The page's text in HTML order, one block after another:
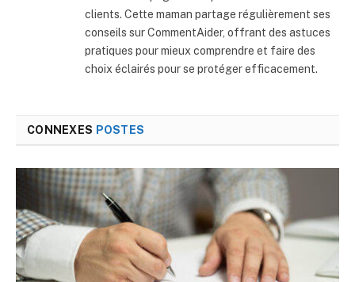
clients. Cette maman partage régulièrement ses
conseils sur CommentAider, offrant des astuces
pratiques pour mieux comprendre et faire des
choix éclairés pour se protéger efficacement.
CONNEXES POSTES